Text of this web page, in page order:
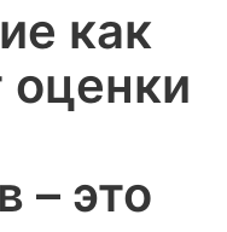
как
оценки
– это